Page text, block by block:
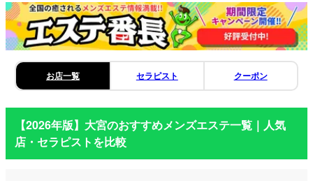
お店一覧 セラピスト クーポン
【2026年版】 大宮のおすすめメンズエステ一覧｜人気
店・セラピストを比較